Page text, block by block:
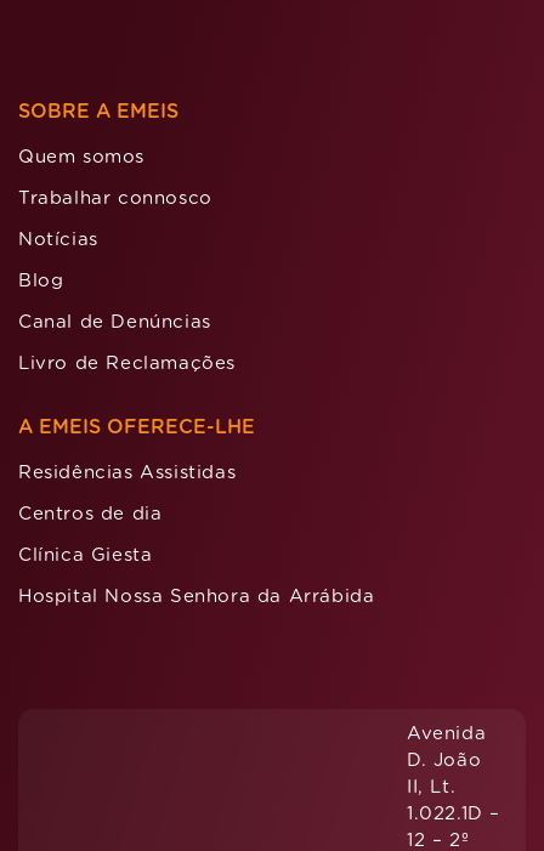
SOBRE A EMEIS
Quem somos
Trabalhar connosco
Notícias
Blog
Canal de Denúncias
Livro de Reclamações
A EMEIS OFERECE-LHE
Residências Assistidas
Centros de dia
Clínica Giesta
Hospital Nossa Senhora da Arrábida
Avenida
D. João
II, Lt.
1.022.1D –
12 – 2º